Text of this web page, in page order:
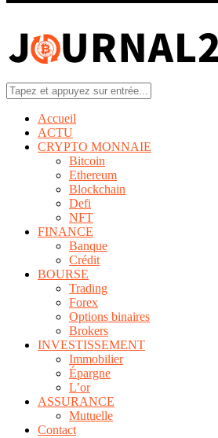
Accueil
ACTU
CRYPTO MONNAIE
Bitcoin
Ethereum
Blockchain
Defi
NFT
FINANCE
Banque
Crédit
BOURSE
Trading
Forex
Options binaires
Brokers
INVESTISSEMENT
Immobilier
Épargne
L’or
ASSURANCE
Mutuelle
Contact